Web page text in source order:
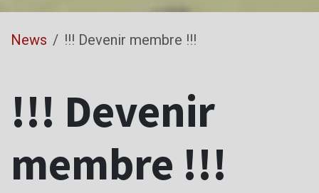
News !!! Devenir membre !!!
!!! Devenir
membre !!!